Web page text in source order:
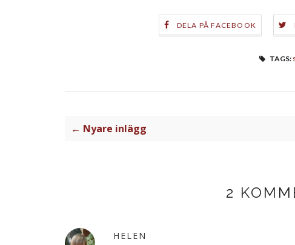
DELA PÅ FACEBOOK
TAGS:
← Nyare inlägg
2
HELEN